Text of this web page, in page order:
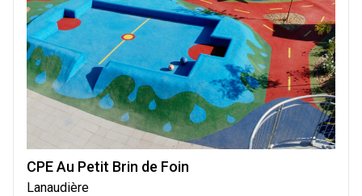
CPE Au Petit Brin de Foin
Lanaudière